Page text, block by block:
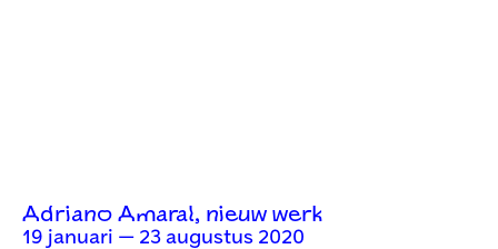
Adriano Amaral, nieuw werk
19 januari — 23 augustus 2020